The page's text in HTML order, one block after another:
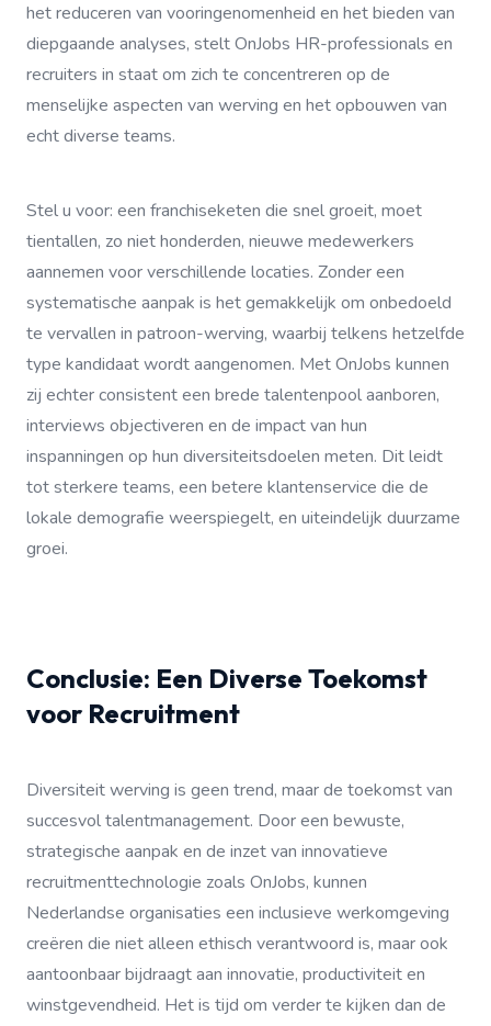
het reduceren van vooringenomenheid en het bieden van
diepgaande analyses, stelt OnJobs HR-professionals en
recruiters in staat om zich te concentreren op de
menselijke aspecten van werving en het opbouwen van
echt diverse teams.
Stel u voor: een franchiseketen die snel groeit, moet
tientallen, zo niet honderden, nieuwe medewerkers
aannemen voor verschillende locaties. Zonder een
systematische aanpak is het gemakkelijk om onbedoeld
te vervallen in patroon-werving, waarbij telkens hetzelfde
type kandidaat wordt aangenomen. Met OnJobs kunnen
zij echter consistent een brede talentenpool aanboren,
interviews objectiveren en de impact van hun
inspanningen op hun diversiteitsdoelen meten. Dit leidt
tot sterkere teams, een betere klantenservice die de
lokale demografie weerspiegelt, en uiteindelijk duurzame
groei.
Conclusie: Een Diverse Toekomst
voor Recruitment
Diversiteit werving is geen trend, maar de toekomst van
succesvol talentmanagement. Door een bewuste,
strategische aanpak en de inzet van innovatieve
recruitmenttechnologie zoals OnJobs, kunnen
Nederlandse organisaties een inclusieve werkomgeving
creëren die niet alleen ethisch verantwoord is, maar ook
aantoonbaar bijdraagt aan innovatie, productiviteit en
winstgevendheid. Het is tijd om verder te kijken dan de